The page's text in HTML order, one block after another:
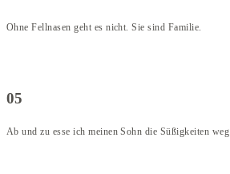
Ohne Fellnasen geht es nicht. Sie sind Familie.
05
Ab und zu esse ich meinen Sohn die Süßigkeiten weg